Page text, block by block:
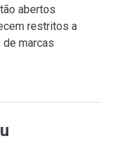
abertos
restritos a
marcas